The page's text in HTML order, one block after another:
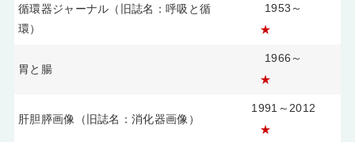
循環器ジャーナル（旧誌名：呼吸と循
環）
1953～
★
胃と腸
1966～
★
肝胆膵画像（旧誌名：消化器画像）
1991～2012
★